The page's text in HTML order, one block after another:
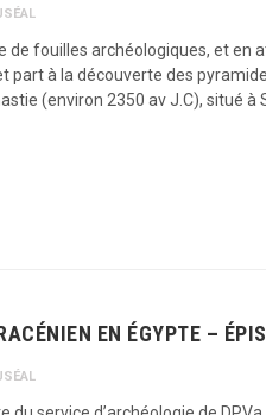
de fouilles archéologiques, et en
part à la découverte des
(environ 2350 av J.C), situé
EN ÉGYPTE –